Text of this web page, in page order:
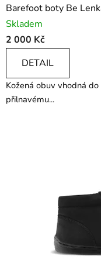
Barefoot boty Be
Skladem
2 000 Kč
DETAIL
Kožená obuv vhodná
přilnavému...